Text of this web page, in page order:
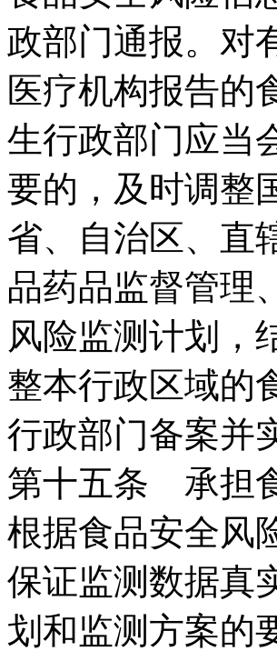
政部门通报。对
医疗机构报告的
生行政部门应当
要的，及时调整
省、自治区、直
品药品监督管理
风险监测计划，
整本行政区域的
行政部门备案并
第十五条 承担
根据食品安全风
保证监测数据真
划和监测方案的